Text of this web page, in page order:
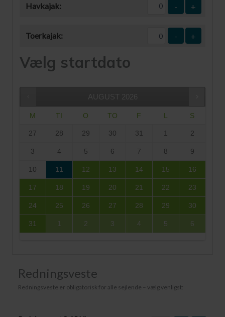
Havkajak: - +
Toerkajak: - +
Vælg startdato
AUGUST 2026
M TI O TO F L S
27 28 29 30 31 1 2
3 4 5 6 7 8 9
10 11 12 13 14 15 16
17 18 19 20 21 22 23
24 25 26 27 28 29 30
31 1 2 3 4 5 6
Redningsveste
Redningsveste er obligatorisk for alle sejlende – vælg venligst: